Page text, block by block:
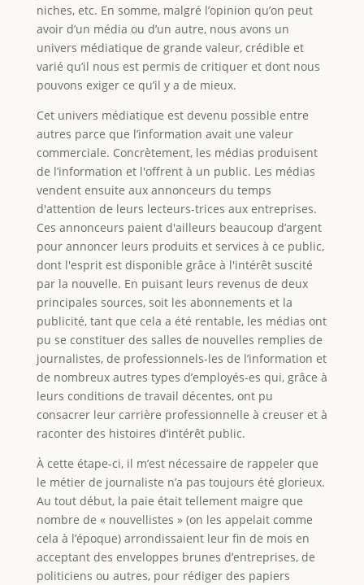
niches, etc. En somme, malgré l’opinion qu’on peut
avoir d’un média ou d’un autre, nous avons un
univers médiatique de grande valeur, crédible et
varié qu’il nous est permis de critiquer et dont nous
pouvons exiger ce qu’il y a de mieux.
Cet univers médiatique est devenu possible entre
autres parce que l’information avait une valeur
commerciale. Concrètement, les médias produisent
de l’information et l'offrent à un public. Les médias
vendent ensuite aux annonceurs du temps
d'attention de leurs lecteurs-trices aux entreprises.
Ces annonceurs paient d'ailleurs beaucoup d’argent
pour annoncer leurs produits et services à ce public,
dont l'esprit est disponible grâce à l'intérêt suscité
par la nouvelle. En puisant leurs revenus de deux
principales sources, soit les abonnements et la
publicité, tant que cela a été rentable, les médias ont
pu se constituer des salles de nouvelles remplies de
journalistes, de professionnels-les de l’information et
de nombreux autres types d’employés-es qui, grâce à
leurs conditions de travail décentes, ont pu
consacrer leur carrière professionnelle à creuser et à
raconter des histoires d’intérêt public.
À cette étape-ci, il m’est nécessaire de rappeler que
le métier de journaliste n’a pas toujours été glorieux.
Au tout début, la paie était tellement maigre que
nombre de « nouvellistes » (on les appelait comme
cela à l’époque) arrondissaient leur fin de mois en
acceptant des enveloppes brunes d’entreprises, de
politiciens ou autres, pour rédiger des papiers